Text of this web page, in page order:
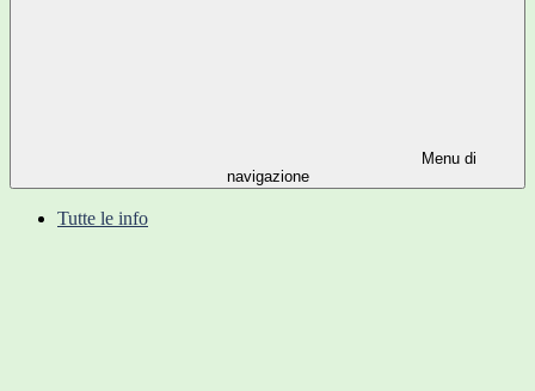
Menu di
navigazione
Tutte le info